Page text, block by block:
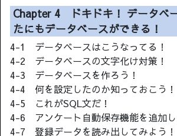
Chapter 4 ドキドキ！ データ
たにもデータベースができる！
4-1 データベースはこうなってる！
4-2 データベースの文字化け対策！
4-3 データベースを作ろう！
4-4 何を設定したのか知っておこう！
4-5 これがSQL文だ！
4-6 アンケート自動保存機能を追加し
4-7 登録データを読み出してみよう！